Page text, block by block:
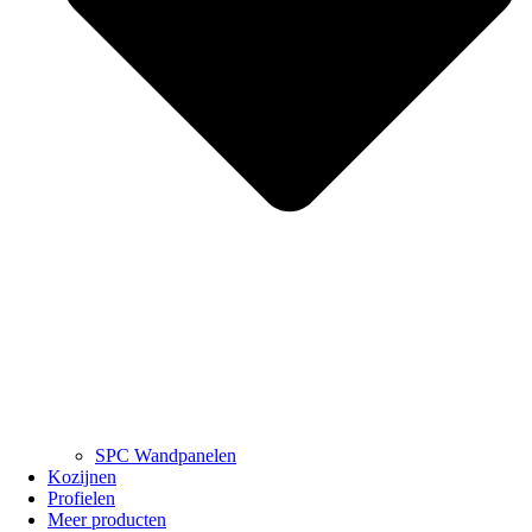
SPC Wandpanelen
Kozijnen
Profielen
Meer producten